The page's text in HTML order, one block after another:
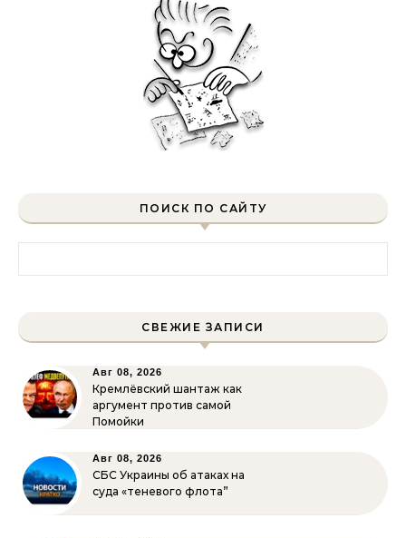
ПОИСК ПО САЙТУ
СВЕЖИЕ ЗАПИСИ
Авг 08, 2026
Кремлёвский шантаж как
аргумент против самой
Помойки
Авг 08, 2026
СБС Украины об атаках на
суда «теневого флота”